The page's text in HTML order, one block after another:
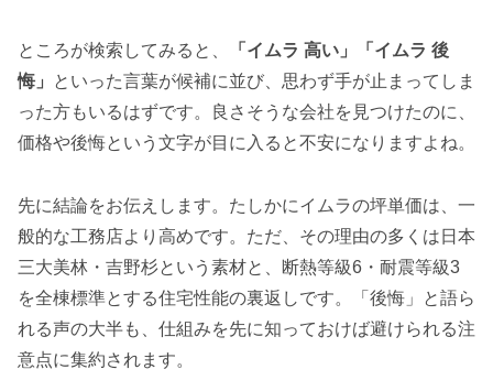
ところが検索してみると、
「イムラ 高い」「イムラ 後
悔」
といった言葉が候補に並び、思わず手が止まってしま
った方もいるはずです。良さそうな会社を見つけたのに、
価格や後悔という文字が目に入ると不安になりますよね。
先に結論をお伝えします。たしかにイムラの坪単価は、一
般的な工務店より高めです。ただ、その理由の多くは日本
三大美林・吉野杉という素材と、断熱等級6・耐震等級3
を全棟標準とする住宅性能の裏返しです。「後悔」と語ら
れる声の大半も、仕組みを先に知っておけば避けられる注
意点に集約されます。